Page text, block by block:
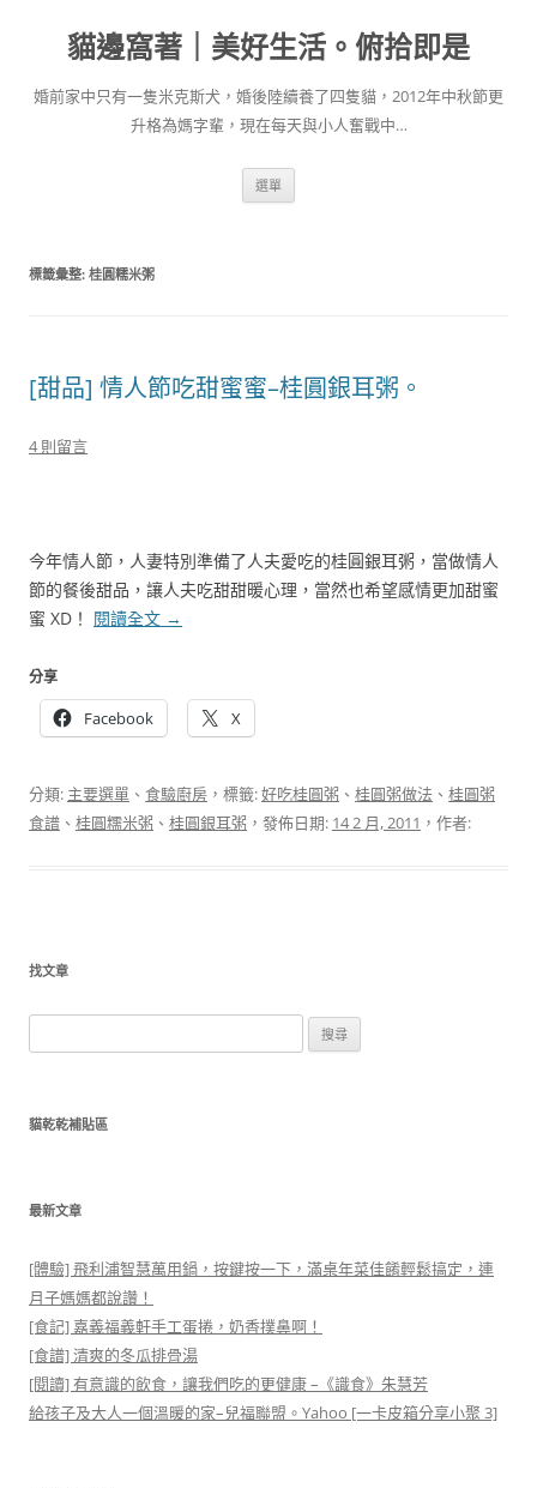
容
貓邊窩著｜美好生活。俯拾即是
婚前家中只有一隻米克斯犬，婚後陸續養了四隻貓，2012年中秋節更
升格為媽字輩，現在每天與小人奮戰中…
選單
標籤彙整: 桂圓糯米粥
[甜品] 情人節吃甜蜜蜜–桂圓銀耳粥。
4 則留言
今年情人節，人妻特別準備了人夫愛吃的桂圓銀耳粥，當做情人
節的餐後甜品，讓人夫吃甜甜暖心理，當然也希望感情更加甜蜜
蜜 XD！ 閱讀全文 →
分享
Facebook X
分類: 主要選單 、 食驗廚房 ，標籤:好吃桂圓粥 、 桂圓粥做法 、 桂圓粥
食譜 、 桂圓糯米粥 、 桂圓銀耳粥 ，發佈日期: 14 2 月, 2011 ，作者:
找文章
尋
鍵
貓乾乾補貼區
最新文章
[體驗] 飛利浦智慧萬用鍋，按鍵按一下，滿桌年菜佳餚輕鬆搞定，連
月子媽媽都說讚！
[食記] 嘉義福義軒手工蛋捲，奶香撲鼻啊！
[食譜] 清爽的冬瓜排骨湯
[閱讀] 有意識的飲食，讓我們吃的更健康 –《識食》朱慧芳
給孩子及大人一個溫暖的家–兒福聯盟。Yahoo [一卡皮箱分享小聚 3]